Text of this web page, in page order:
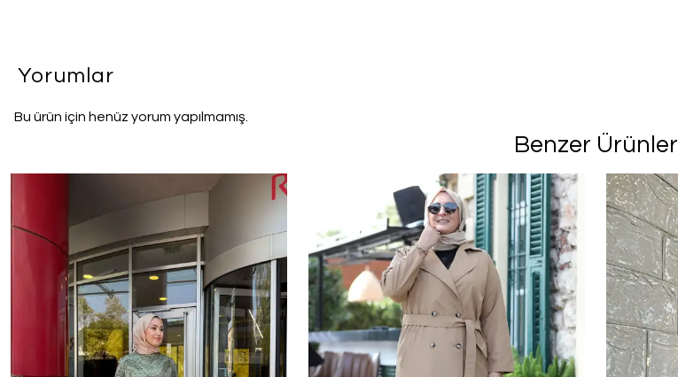
Yorumlar
Bu ürün için henüz yorum yapılmamış.
Benzer Ürünler